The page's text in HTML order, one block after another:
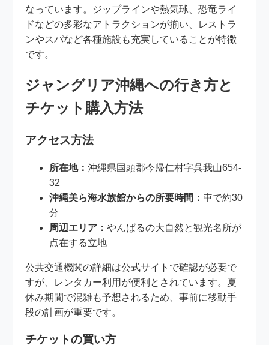
なっています。ジップラインや熱気球、恐竜ライ
ドなどの多彩なアトラクションが揃い、レストラ
ンやスパなど各種施設も充実していることが特徴
です。
ジャングリア沖縄への行き方と
チケット購入方法
アクセス方法
所在地：沖縄県国頭郡今帰仁村字呉我山654-
32
沖縄美ら海水族館からの所要時間：車で約30
分
周辺エリア：やんばるの大自然と観光名所が
点在する立地
公共交通機関の詳細は公式サイトで確認が必要で
すが、レンタカー利用が便利とされています。夏
休み期間で混雑も予想されるため、事前に移動手
段の計画が重要です。
チケットの買い方